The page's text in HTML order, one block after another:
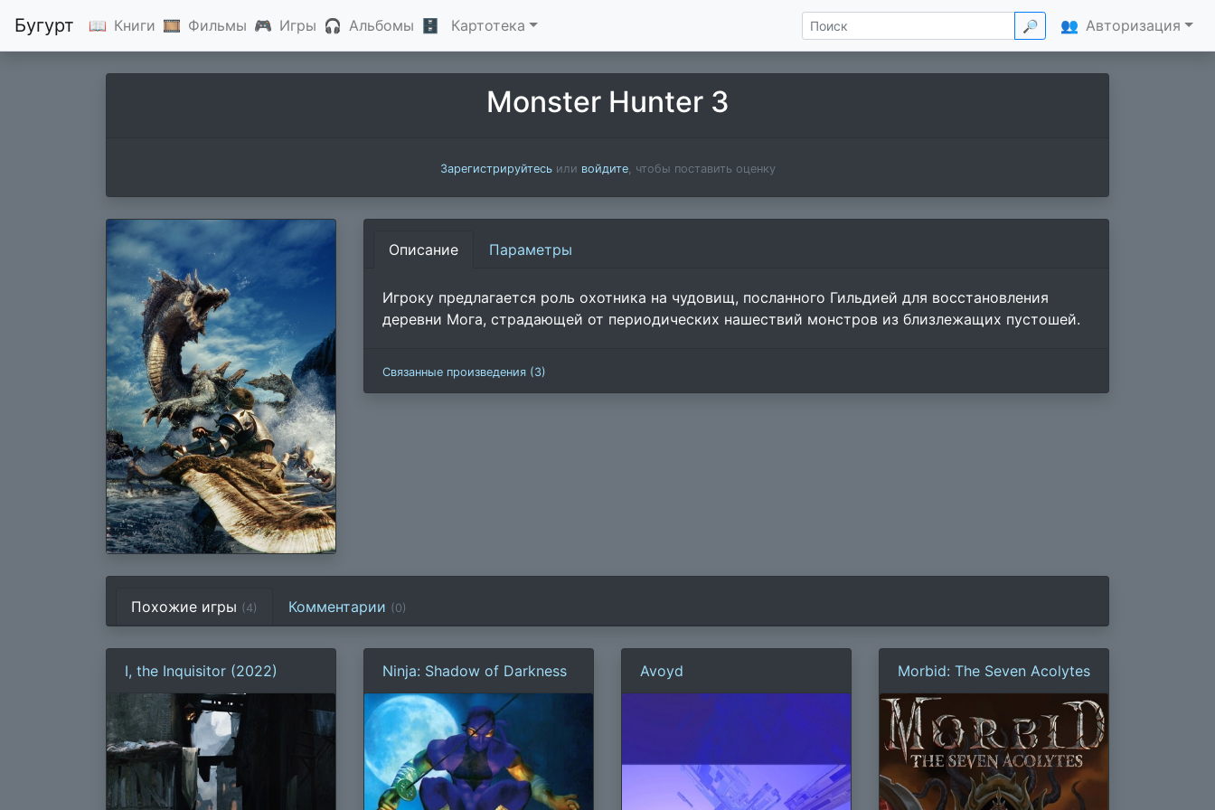
Бугурт 📖 Книги 🎞 Фильмы 🎮 Игры 🎧 Альбомы 🗄 Картотека 🔎 👥 Авторизация
Monster Hunter 3
Зарегистрируйтесьили войдите, чтобы поставить оценку
Описание Параметры
Игроку предлагается роль охотника на чудовищ, посланного Гильдией для восстановления
деревни Мога, страдающей от периодических нашествий монстров из близлежащих пустошей.
Связанные произведения (3)
Похожие игры (4) Комментарии (0)
I, the Inquisitor (2022) Ninja: Shadow of Darkness Avoyd Morbid: The Seven Acolytes